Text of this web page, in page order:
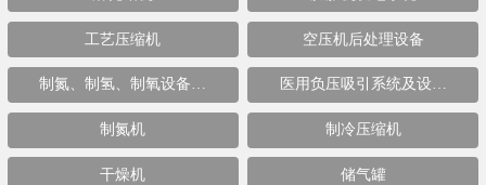
工艺压缩机 空压机后处理设备
制氮、制氢、制氧设备… 医用负压吸引系统及设…
制氮机 制冷压缩机
干燥机 储气罐